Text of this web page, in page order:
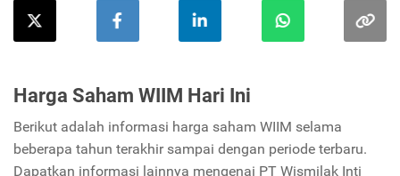
Harga Saham WIIM Hari Ini
Berikut adalah informasi harga saham WIIM selama
beberapa tahun terakhir sampai dengan periode terbaru.
Dapatkan informasi lainnya mengenai PT Wismilak Inti